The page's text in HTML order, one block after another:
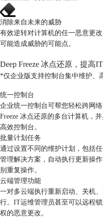
消除来自未来的威胁
有效逆转对计算机的任一恶意更
可能造成威胁的可能点。
Deep Freeze 冰点还原，提高
*仅企业版支持控制台集中维护、
统一控制台
企业统一控制台可帮您轻松跨网
Freeze 冰点还原的多台计算机，
高效控制台。
批量计划任务
通过设置不同的维护计划，包括
管理解决方案，自动执行更新操
别重复操作。
云端管理功能
一对多云端执行重新启动、关机
行。IT运维管理员甚至可以远程
权的恶意更改。